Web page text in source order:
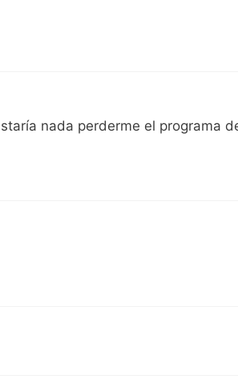
nada perderme el programa